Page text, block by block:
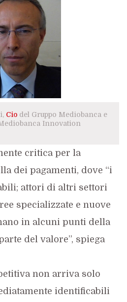
Ciodel Gruppo Mediobanca e
Innovation
critica per la
dei pagamenti, dove “i
attori di altri settori
specializzate e nuove
in alcuni punti della
del valore”, spiega
non arriva solo
identificabili